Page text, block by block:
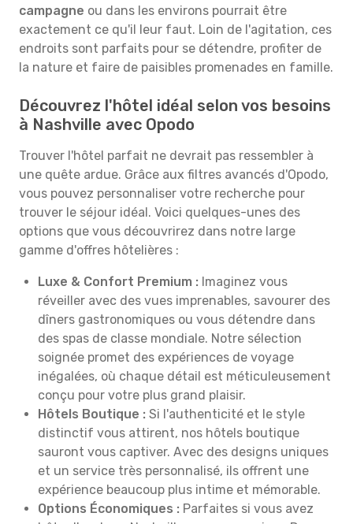
campagne ou dans les environs pourrait être
exactement ce qu'il leur faut. Loin de l'agitation, ces
endroits sont parfaits pour se détendre, profiter de
la nature et faire de paisibles promenades en famille.
Découvrez l'hôtel idéal selon vos besoins
à Nashville avec Opodo
Trouver l'hôtel parfait ne devrait pas ressembler à
une quête ardue. Grâce aux filtres avancés d'Opodo,
vous pouvez personnaliser votre recherche pour
trouver le séjour idéal. Voici quelques-unes des
options que vous découvrirez dans notre large
gamme d'offres hôtelières :
Luxe & Confort Premium : Imaginez vous
réveiller avec des vues imprenables, savourer des
dîners gastronomiques ou vous détendre dans
des spas de classe mondiale. Notre sélection
soignée promet des expériences de voyage
inégalées, où chaque détail est méticuleusement
conçu pour votre plus grand plaisir.
Hôtels Boutique : Si l'authenticité et le style
distinctif vous attirent, nos hôtels boutique
sauront vous captiver. Avec des designs uniques
et un service très personnalisé, ils offrent une
expérience beaucoup plus intime et mémorable.
Options Économiques : Parfaites si vous avez